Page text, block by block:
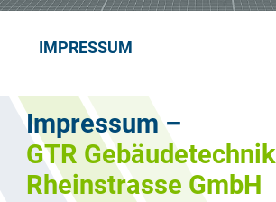
IMPRESSUM
Impressum –
GTR Gebäudetechnik
Rheinstrasse GmbH